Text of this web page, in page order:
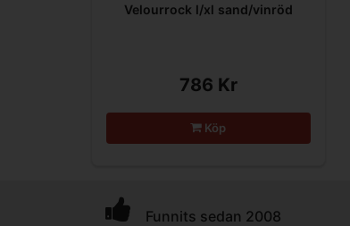
Velourrock l/xl sand/vinröd
786 Kr
Köp
Funnits sedan 2008